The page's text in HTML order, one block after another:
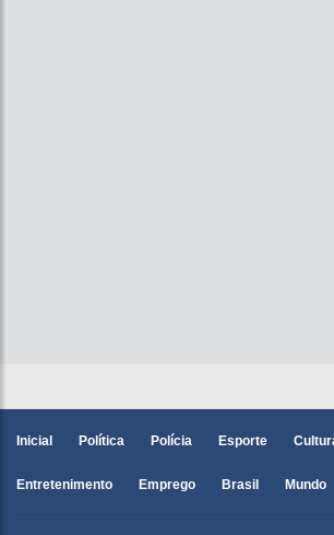
Inicial Política Polícia Esporte
Entretenimento Emprego Brasil Mundo